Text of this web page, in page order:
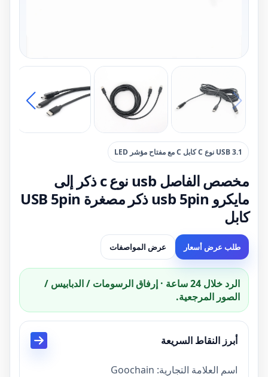
USB 3.1 نوع C كابل C مع مفتاح مؤشر LED
مخصص الفاصل usb نوع c ذكر إلى
مايكرو usb 5pin ذكر مصغرة USB 5pin
كابل
طلب عرض أسعار عرض المواصفات
الرد خلال 24 ساعة · إرفاق الرسومات / الدبابيس /
الصور المرجعية.
أبرز النقاط السريعة
اسم العلامة التجارية: Goochain